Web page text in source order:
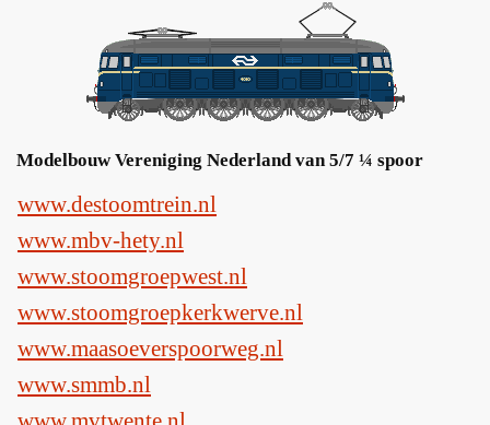
Modelbouw Vereniging Nederland van 5/7 ¼ spoor
www.destoomtrein.nl
www.mbv-hety.nl
www.stoomgroepwest.nl
www.stoomgroepkerkwerve.nl
www.maasoeverspoorweg.nl
www.smmb.nl